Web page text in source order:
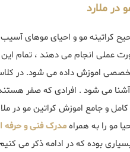
در ملارد
کراتینه مو و احیای موهای
عملی انجام می دهند ، تمام این
اموزش داده می شود. در کلاس
آشنا می شود . افرادی که صفر
و جامع اموزش کراتین مو در
مو را به همراهمدرک فنی و حرفه
بوده که در ادامه ذکر می